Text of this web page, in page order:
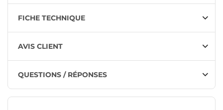
FICHE TECHNIQUE
AVIS CLIENT
QUESTIONS / RÉPONSES